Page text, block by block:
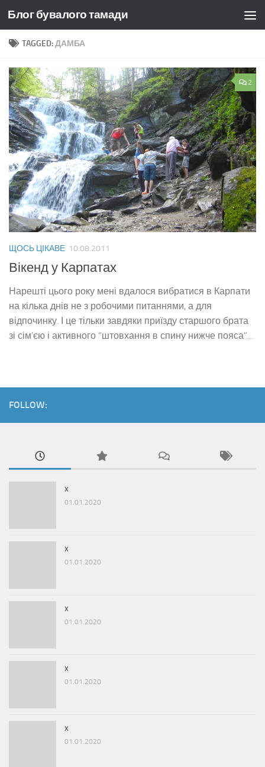
Skip to content
Блог бувалого тамади
TAGGED:ДАМБА
2
ЩОСЬ ЦІКАВЕ 10.08.2011
Вікенд у Карпатах
Нарешті цього року мені вдалося вибратися в Карпати
на кілька днів не з робочими питаннями, а для
відпочинку. І це тільки завдяки приїзду старшого брата
зі сім’єю і активного “штовхання в спину нижче пояса”...
FOLLOW:
x
01.01.2020
x
01.01.2020
x
01.01.2020
x
01.01.2020
x
01.01.2020